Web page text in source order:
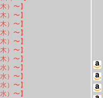
）〜】
〜】
）〜】
）〜】
）〜】
）〜】
〜】
）〜】
）〜】
）〜】
〜】